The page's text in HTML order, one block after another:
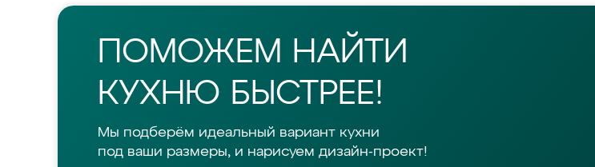
ПОМОЖЕМ НАЙТИ
КУХНЮ БЫСТРЕЕ!
Мы подберём идеальный вариант кухни
под ваши размеры, и нарисуем дизайн-проект!